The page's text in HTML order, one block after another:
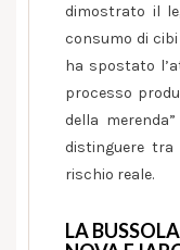
dimostrato il
consumo di
ha spostato
processo
della
distinguere tra
rischio reale.
LA